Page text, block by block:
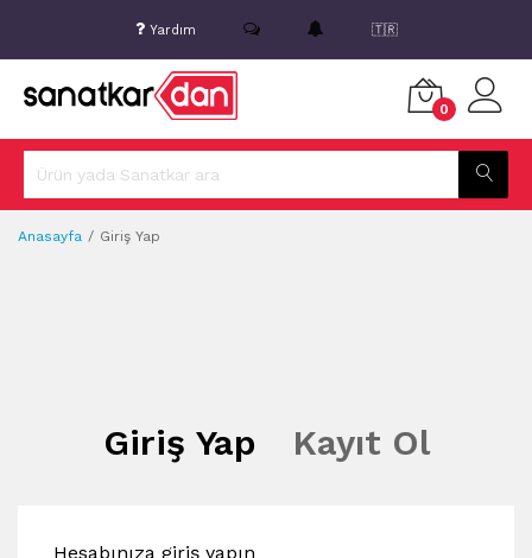
Yardım 🇹🇷
0
Anasayfa Giriş Yap
Giriş Yap Kayıt Ol
Hesabınıza giriş yapın